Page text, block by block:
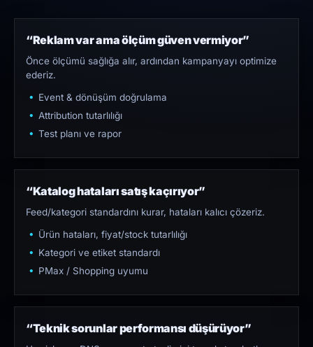
“Reklam var ama ölçüm güven vermiyor”
Önce ölçümü sağlığa alır, ardından kampanyayı optimize
ederiz.
Event & dönüşüm doğrulama
Attribution tutarlılığı
Test planı ve rapor
“Katalog hataları satış kaçırıyor”
Feed/kategori standardını kurar, hataları kalıcı çözeriz.
Ürün hataları, fiyat/stock tutarlılığı
Kategori ve etiket standardı
PMax / Shopping uyumu
“Teknik sorunlar performansı düşürüyor”